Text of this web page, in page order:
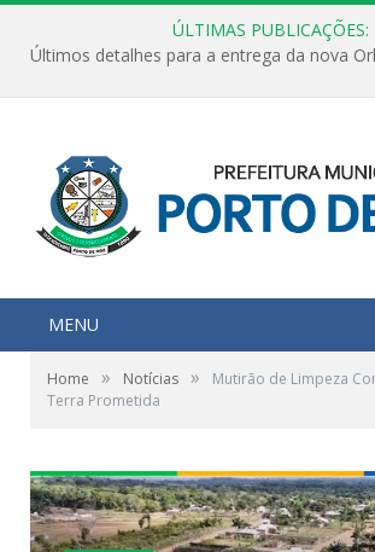
ÚLTIMAS PUBLICAÇÕES:
MENU
Home » Notícias »
Mutirão de Limpeza
Terra Prometida